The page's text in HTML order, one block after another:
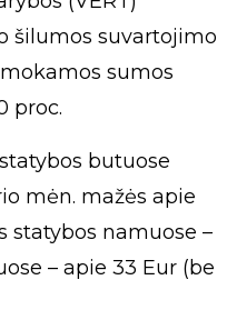
šilumos suvartojimo
sumos
proc.
butuose
mėn. mažės apie
statybos namuose –
– apie 33 Eur (be